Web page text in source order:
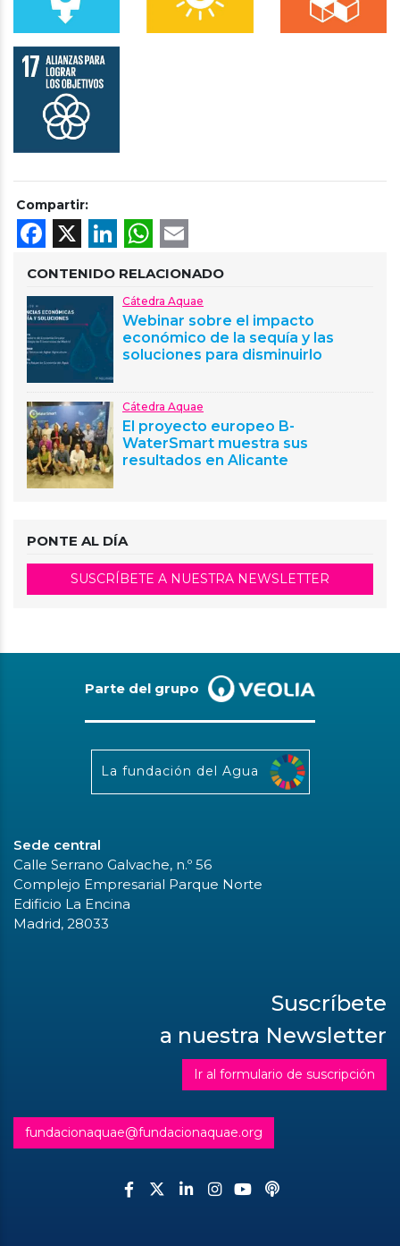
Compartir:
Facebook
X LinkedIn
WhatsApp
CONTENIDO RELACIONADO
Cátedra Aquae
Webinar sobre el impacto
económico de la sequía y las
soluciones para disminuirlo
Cátedra Aquae
El proyecto europeo B-
WaterSmart muestra sus
resultados en Alicante
PONTE AL DÍA
SUSCRÍBETE A NUESTRA NEWSLETTER
Parte del grupo
La fundación del Agua
Sede central
Calle Serrano Galvache, n.º 56
Complejo Empresarial Parque Norte
Edificio La Encina
Madrid, 28033
Suscríbete
a nuestra Newsletter
Ir al formulario de suscripción
fundacionaquae@fundacionaquae.org